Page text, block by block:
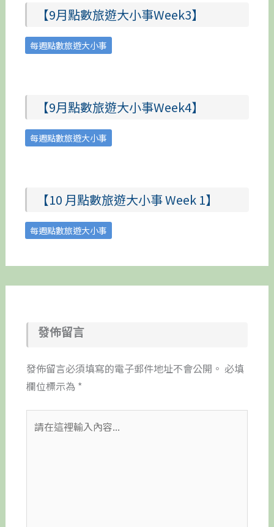
【9月點數旅遊大小事Week3】
每週點數旅遊大小事
【9月點數旅遊大小事Week4】
每週點數旅遊大小事
【10 月點數旅遊大小事 Week 1】
每週點數旅遊大小事
發佈留言
發佈留言必須填寫的電子郵件地址不會公開。 必填
欄位標示為 *
在